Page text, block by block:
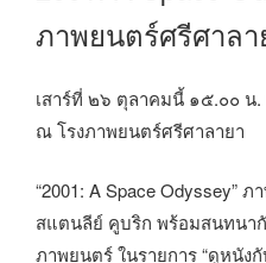
ภาพยนตร์ศรีศาลา
เสาร์ที่ ๒๖ ตุลาคมนี้ ๑๕.๐๐ น.
ณ โรงภาพยนตร์ศรีศาลายา
“2001: A Space Odyssey”
สแตนลีย์ คูบริก พร้อมสนทนา
ภาพยนตร์ ในรายการ “ดูหนัง